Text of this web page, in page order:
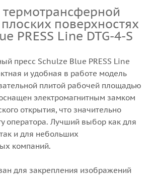
поверхностях
PRESS Line DTG-4-S
пресс Schulze Blue PRESS Line
и удобная в работе модель
плитой рабочей площадью
электромагнитным замком
открытия, что значительно
оператора. Лучший выбор как для
и для небольших
компаний.
для закрепления изображений